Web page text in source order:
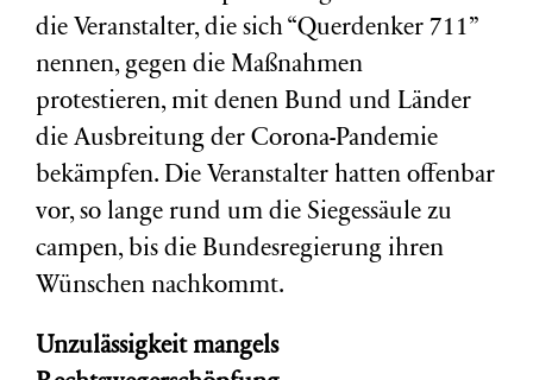
die Veranstalter, die sich “Querdenker 711”
nennen, gegen die Maßnahmen
protestieren, mit denen Bund und Länder
die Ausbreitung der Corona-Pandemie
bekämpfen. Die Veranstalter hatten offenbar
vor, so lange rund um die Siegessäule zu
campen, bis die Bundesregierung ihren
Wünschen nachkommt.
Unzulässigkeit mangels